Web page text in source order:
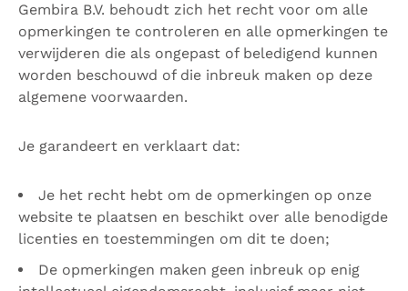
Gembira B.V. behoudt zich het recht voor om alle
opmerkingen te controleren en alle opmerkingen te
verwijderen die als ongepast of beledigend kunnen
worden beschouwd of die inbreuk maken op deze
algemene voorwaarden.
Je garandeert en verklaart dat:
Je het recht hebt om de opmerkingen op onze
website te plaatsen en beschikt over alle benodigde
licenties en toestemmingen om dit te doen;
De opmerkingen maken geen inbreuk op enig